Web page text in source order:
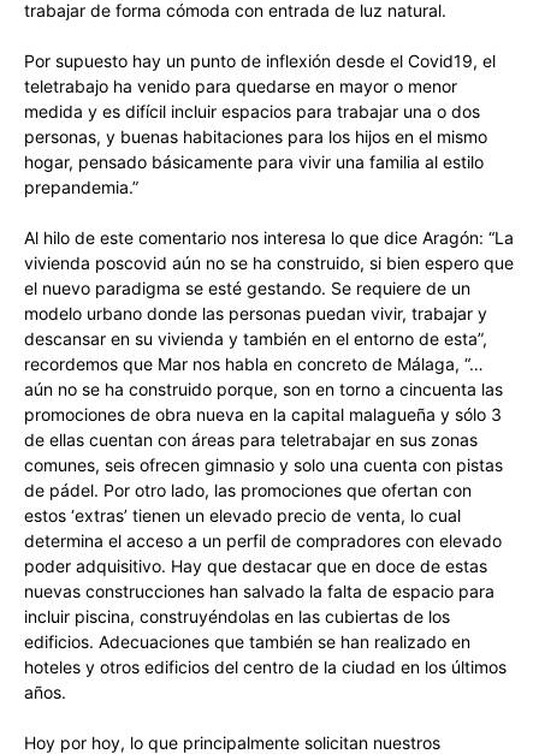
trabajar de forma cómoda con entrada de luz natural.
Por supuesto hay un punto de inflexión desde el Covid19, el
teletrabajo ha venido para quedarse en mayor o menor
medida y es difícil incluir espacios para trabajar una o dos
personas, y buenas habitaciones para los hijos en el mismo
hogar, pensado básicamente para vivir una familia al estilo
prepandemia.”
Al hilo de este comentario nos interesa lo que dice Aragón: “La
vivienda poscovid aún no se ha construido, si bien espero que
el nuevo paradigma se esté gestando. Se requiere de un
modelo urbano donde las personas puedan vivir, trabajar y
descansar en su vivienda y también en el entorno de esta”,
recordemos que Mar nos habla en concreto de Málaga, “…
aún no se ha construido porque, son en torno a cincuenta las
promociones de obra nueva en la capital malagueña y sólo 3
de ellas cuentan con áreas para teletrabajar en sus zonas
comunes, seis ofrecen gimnasio y solo una cuenta con pistas
de pádel. Por otro lado, las promociones que ofertan con
estos ‘extras’ tienen un elevado precio de venta, lo cual
determina el acceso a un perfil de compradores con elevado
poder adquisitivo. Hay que destacar que en doce de estas
nuevas construcciones han salvado la falta de espacio para
incluir piscina, construyéndolas en las cubiertas de los
edificios. Adecuaciones que también se han realizado en
hoteles y otros edificios del centro de la ciudad en los últimos
años.
Hoy por hoy, lo que principalmente solicitan nuestros